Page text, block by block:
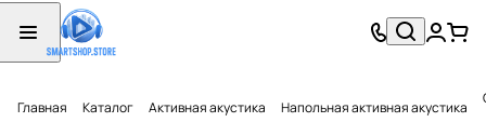
Главная Каталог Активная акустика Напольная активная акустика